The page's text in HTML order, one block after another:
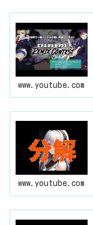
www.youtube.com
www.youtube.com